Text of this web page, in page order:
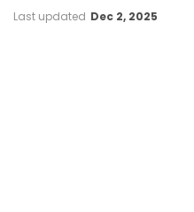
Last updated Dec 2, 2025